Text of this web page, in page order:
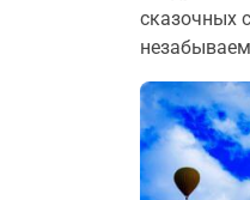
сказочных